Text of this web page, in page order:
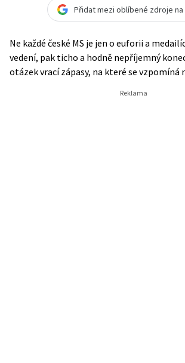
Přidat mezi oblíbené zdroje na
Ne každé české MS je jen o euforii a
vedení, pak ticho a hodně nepříjemný
otázek vrací zápasy, na které se vzpomíná